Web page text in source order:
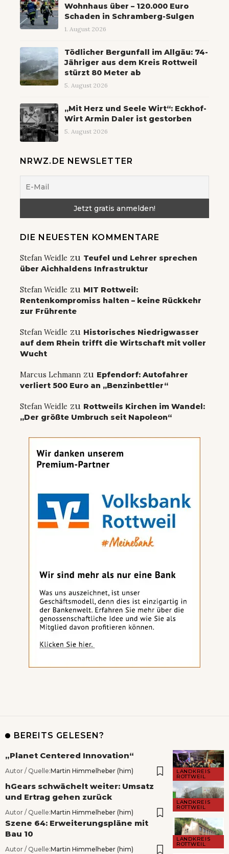
Wohnhaus über – 120.000 Euro
Schaden in Schramberg-Sulgen
1. August 2026
Tödlicher Bergunfall im Allgäu: 74-
Jähriger aus dem Kreis Rottweil
stürzt 80 Meter ab
5. August 2026
„Mit Herz und Seele Wirt“: Eckhof-
Wirt Armin Daler ist gestorben
5. August 2026
NRWZ.DE NEWSLETTER
DIE NEUESTEN KOMMENTARE
Stefan Weidle zu Teufel und Lehrer sprechen
über Aichhaldens Infrastruktur
Stefan Weidle zu MIT Rottweil:
Rentenkompromiss halten – keine Rückkehr
zur Frührente
Stefan Weidle zu Historisches Niedrigwasser
auf dem Rhein trifft die Wirtschaft mit voller
Wucht
Marcus Lehmann zu Epfendorf: Autofahrer
verliert 500 Euro an „Benzinbettler“
Stefan Weidle zu Rottweils Kirchen im Wandel:
„Der größte Umbruch seit Napoleon“
BEREITS GELESEN?
LANDKREIS
ROTTWEIL
„Planet Centered Innovation“
Autor / Quelle:Martin Himmelheber (him)
LANDKREIS
ROTTWEIL
hGears schwächelt weiter: Umsatz
und Ertrag gehen zurück
Autor / Quelle:Martin Himmelheber (him)
LANDKREIS
ROTTWEIL
Szene 64: Erweiterungspläne mit
Bau 10
Autor / Quelle:Martin Himmelheber (him)